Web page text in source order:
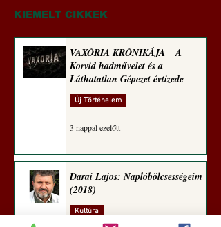
KIEMELT CIKKEK
VAXÓRIA KRÓNIKÁJA ‒ A
Korvid hadművelet és a
Láthatatlan Gépezet évtizede
Új Történelem
3 nappal ezelőtt
Darai Lajos: Naplóbölcsességeim
(2018)
Kultúra